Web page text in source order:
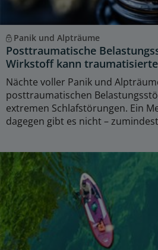
Panik und Alpträume
Posttraumatische
Wirkstoff kann
Nächte voller Panik und
posttraumatischen
extremen Schlafstörungen. Ein
dagegen gibt es nicht –